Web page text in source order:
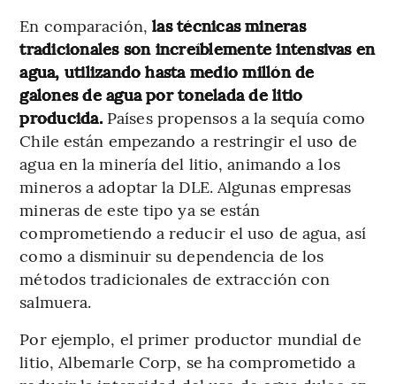
En comparación, las técnicas mineras
tradicionales son increíblemente intensivas en
agua, utilizando hasta medio millón de
galones de agua por tonelada de litio
producida. Países propensos a la sequía como
Chile están empezando a restringir el uso de
agua en la minería del litio, animando a los
mineros a adoptar la DLE. Algunas empresas
mineras de este tipo ya se están
comprometiendo a reducir el uso de agua, así
como a disminuir su dependencia de los
métodos tradicionales de extracción con
salmuera.
Por ejemplo, el primer productor mundial de
litio, Albemarle Corp, se ha comprometido a